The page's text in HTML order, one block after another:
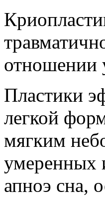
отношении
Пластики
легкой
мягким
умеренных
апноэ сна,